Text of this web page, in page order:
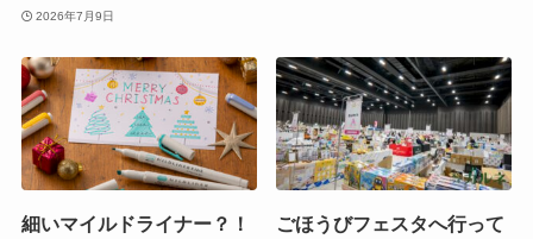
2026年7月9日
細いマイルドライナー？！
ごほうびフェスタへ行って